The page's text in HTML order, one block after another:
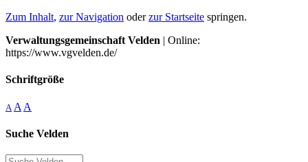
Zum Inhalt, zur Navigation oderzur Startseite springen.
Verwaltungsgemeinschaft Velden | Online:
https://www.vgvelden.de/
Schriftgröße
A A A
Suche Velden